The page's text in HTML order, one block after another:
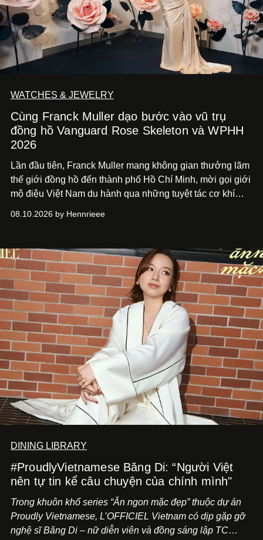
WATCHES & JEWELRY
Cùng Franck Muller dạo bước vào vũ trụ
đồng hồ Vanguard Rose Skeleton và WPHH
2026
Lần đầu tiên, Franck Muller mang không gian thưởng lãm
thế giới đồng hồ đến thành phố Hồ Chí Minh, mời gọi giới
mộ điệu Việt Nam du hành qua những tuyệt tác cơ khí
vừa ra mắt tại sự kiện WPHH 2026.
08.10.2026 by Hennrieee
DINING LIBRARY
#ProudlyVietnamese Băng Di: “Người Việt
nên tự tin kể câu chuyện của chính mình"
Trong khuôn khổ series “Ăn ngon mặc đẹp” thuộc dự án
Proudly Vietnamese, L’OFFICIEL Vietnam có dịp gặp gỡ
nghệ sĩ Băng Di – nữ diễn viên và đồng sáng lập TC